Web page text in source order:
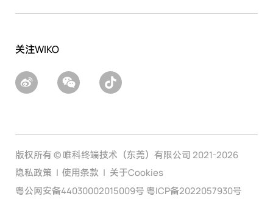
关注WIKO
版权所有 © 唯科终端技术（东莞）有限公司 2021-2026
隐私政策
使用条款
关于Cookies
粤公网安备44030002015009号 粤ICP备2022057930号